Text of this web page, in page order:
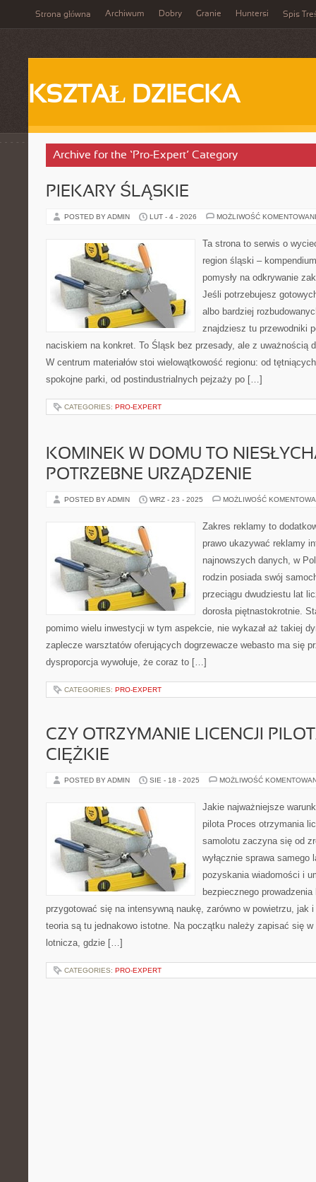
Strona główna Archiwum Dobry Granie Huntersi Spis
KSZTAŁ DZIECKA
Archive for the ‘Pro-Expert’ Category
PIEKARY ŚLĄSKIE
POSTED BY ADMIN LUT - 4 - 2026 MOŻLIWOŚĆ
Ta strona to serwis o
region śląski –
pomysły na odkrywanie
Jeśli potrzebujesz
albo bardziej
znajdziesz tu przewodniki
naciskiem na konkret. To Śląsk bez przesady, ale z uważnością
W centrum materiałów stoi wielowątkowość regionu: od
spokojne parki, od postindustrialnych pejzaży po […]
CATEGORIES: PRO-EXPERT
KOMINEK W DOMU TO
POTRZEBNE URZĄDZENIE
POSTED BY ADMIN WRZ - 23 - 2025 MOŻLIWOŚĆ
Zakres reklamy to
prawo ukazywać reklamy
najnowszych danych, w
rodzin posiada swój
przeciągu dwudziestu lat
dorosła piętnastokrotnie.
pomimo wielu inwestycji w tym aspekcie, nie wykazał aż takiej
zaplecze warsztatów oferujących dogrzewacze webasto ma się
dysproporcja wywołuje, że coraz to […]
CATEGORIES: PRO-EXPERT
CZY OTRZYMANIE LICENCJI
CIĘŻKIE
POSTED BY ADMIN SIE - 18 - 2025 MOŻLIWOŚĆ
Jakie najważniejsze
pilota Proces otrzymania
samolotu zaczyna się od
wyłącznie sprawa samego
pozyskania wiadomości i
bezpiecznego
przygotować się na intensywną naukę, zarówno w powietrzu, jak
teoria są tu jednakowo istotne. Na początku należy zapisać się
lotnicza, gdzie […]
CATEGORIES: PRO-EXPERT